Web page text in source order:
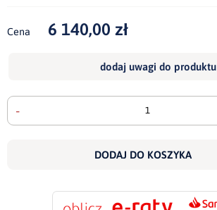
Cena 6 140,00 zł
dodaj uwagi do produktu
-
DODAJ DO KOSZYKA